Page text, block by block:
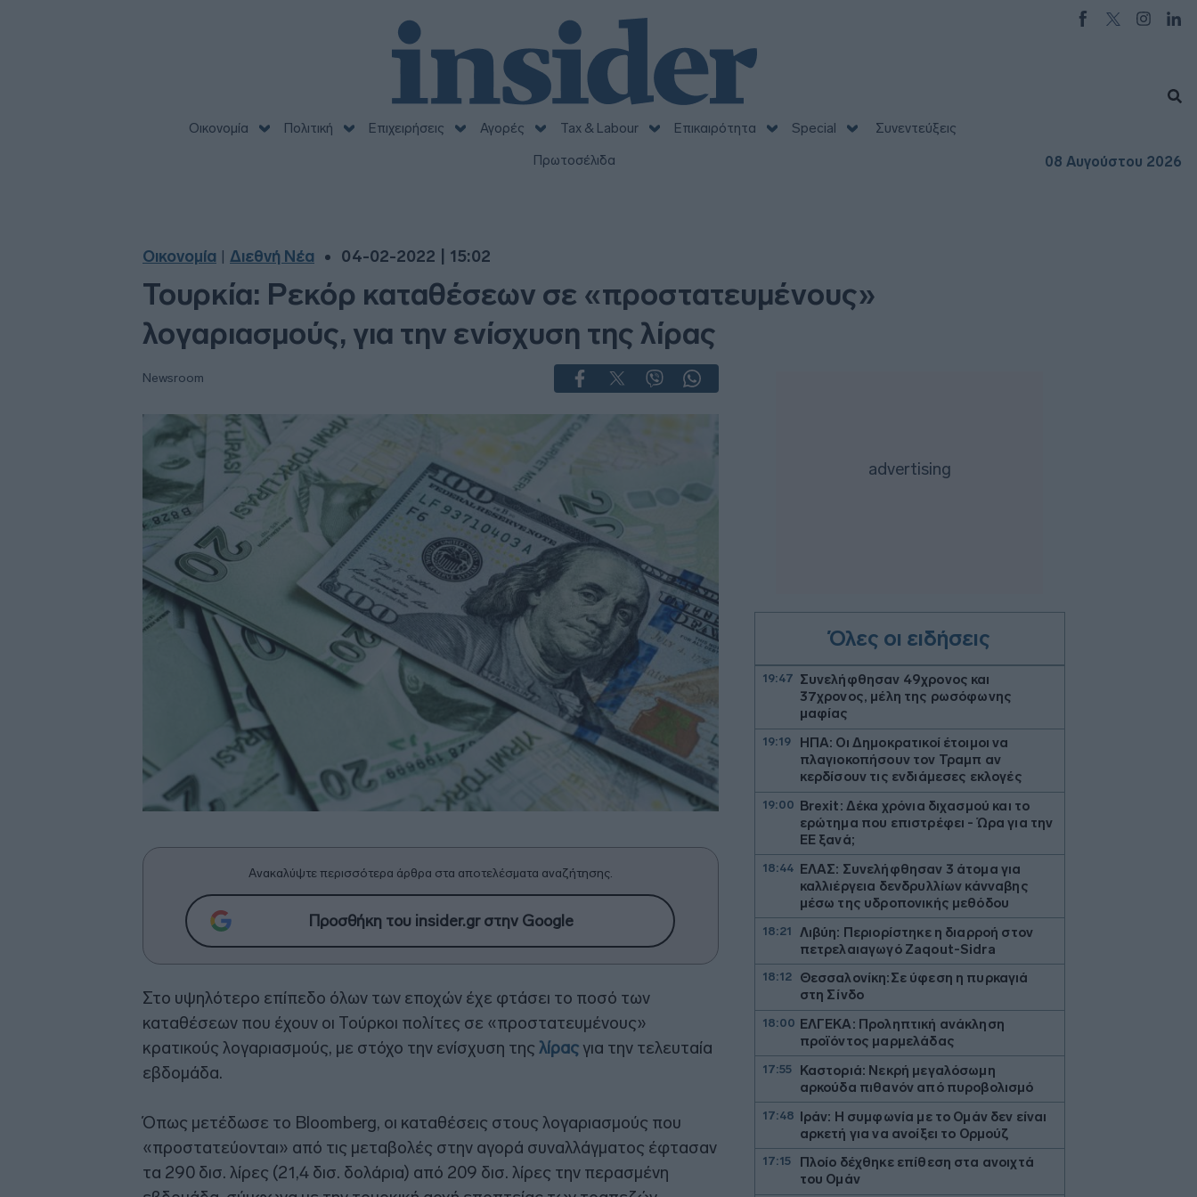
Οικονομία Πολιτική Επιχειρήσεις Αγορές Tax & Labour Επικαιρότητα Special
Συνεντεύξεις
Πρωτοσέλιδα
08 Αυγούστου 2026
Οικονομία Διεθνή Νέα 04-02-2022 | 15:02
Τουρκία: Ρεκόρ καταθέσεων σε «προστατευμένους»
λογαριασμούς, για την ενίσχυση της λίρας
Newsroom
Ανακαλύψτε περισσότερα άρθρα στα αποτελέσματα αναζήτησης.
Προσθήκη του insider.gr στην Google
Στο υψηλότερο επίπεδο όλων των εποχών έχε φτάσει το ποσό των
καταθέσεων που έχουν οι Τούρκοι πολίτες σε «προστατευμένους»
κρατικούς λογαριασμούς, με στόχο την ενίσχυση της λίρας για την τελευταία
εβδομάδα.
Όπως μετέδωσε το Bloomberg, οι καταθέσεις στους λογαριασμούς που
«προστατεύονται» από τις μεταβολές στην αγορά συναλλάγματος έφτασαν
τα 290 δισ. λίρες (21,4 δισ. δολάρια) από 209 δισ. λίρες την περασμένη
Όλες οι ειδήσεις
19:47 Συνελήφθησαν 49χρονος και
37χρονος, μέλη της ρωσόφωνης
μαφίας
19:19
ΗΠΑ: Οι Δημοκρατικοί έτοιμοι να
πλαγιοκοπήσουν τον Τραμπ αν
κερδίσουν τις ενδιάμεσες εκλογές
19:00 Brexit: Δέκα χρόνια διχασμού και το
ερώτημα που επιστρέφει - Ώρα για την
ΕΕ ξανά;
18:44 ΕΛΑΣ: Συνελήφθησαν 3 άτομα για
καλλιέργεια δενδρυλλίων κάνναβης
μέσω της υδροπονικής μεθόδου
18:21
Λιβύη: Περιορίστηκε η διαρροή στον
πετρελαιαγωγό Zaqout-Sidra
18:12
Θεσσαλονίκη:Σε ύφεση η πυρκαγιά
στη Σίνδο
18:00 ΕΛΓΕΚΑ: Προληπτική ανάκληση
προϊόντος μαρμελάδας
17:55
Καστοριά: Νεκρή μεγαλόσωμη
αρκούδα πιθανόν από πυροβολισμό
17:48 Ιράν: Η συμφωνία με το Ομάν δεν είναι
αρκετή για να ανοίξει το Ορμούζ
17:15
Πλοίο δέχθηκε επίθεση στα ανοιχτά
του Ομάν